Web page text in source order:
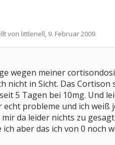
von littlenell, 9. Februar 2009.
wegen meiner
nicht in Sicht. Das
5 Tagen bei 10mg. Und
echt probleme und ich
da leider nichts zu
aber das ich von 0 noch